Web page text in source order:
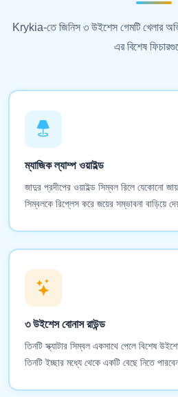
Krykia-তে জিনিস ৩ উইশেস গেমটি খেলার
এর বিশেষ
ম্যাজিক ল্যাম্প ওয়াইল্ড
জাদুর প্রদীপের ওয়াইল্ড সিম্বল রিলে যেকোনো
সিম্বলকে রিপ্লেস করে জয়ের সম্ভাবনা বাড়িয়ে
৩ উইশেস বোনাস রাউন্ড
তিনটি স্ক্যাটার সিম্বল একসাথে পেলে বিশেষ
তিনটি ইচ্ছার মধ্যে থেকে একটি বেছে নিতে